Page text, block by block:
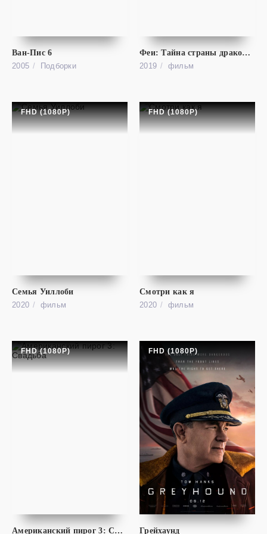
MGS: Philanthropy
Дедушка легкого поведения
Dirty Grandpa
Ван-Пис 6
2005
Подборки
Феи: Тайна страны драконов
2019
фильм
FHD (1080P)
Семья Уиллоби
2020
фильм
FHD (1080P)
Смотри как я
2020
фильм
FHD (1080P)
Американский пирог 3: Свадьба
FHD (1080P)
Грейхаунд